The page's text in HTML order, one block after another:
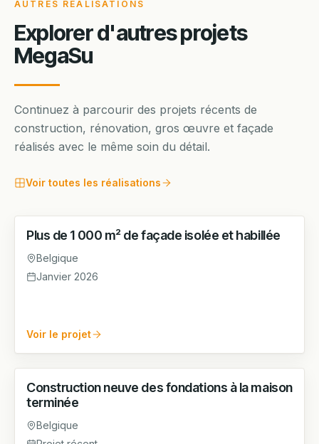
AUTRES RÉALISATIONS
Explorer d'autres projets
MegaSu
Continuez à parcourir des projets récents de
construction, rénovation, gros œuvre et façade
réalisés avec le même soin du détail.
Voir toutes les réalisations
FAÇADE
Plus de 1 000 m² de façade isolée et habillée
Belgique
Janvier 2026
Voir le projet
GROS ŒUVRE
Construction neuve des fondations à la maison
terminée
Belgique